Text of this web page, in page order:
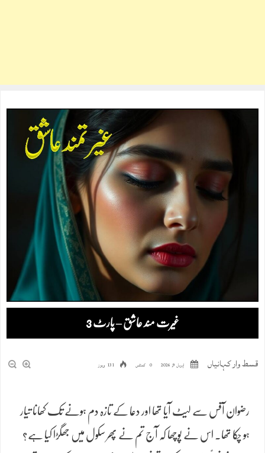
غیرت مند عاشق – پارٹ 3
قسط وار کہانیاں اپریل 9, 2026 0 کمنٹس 131 ویوز
رضوان آفس سے لیٹ آیا تھا اور دعا کے تازہ دم ہونے تک کھانا تیار
ہو چکا تھا۔ اس نے پوچھا کہ آج تم نے پھر سکول میں جھگڑا کیا ہے؟